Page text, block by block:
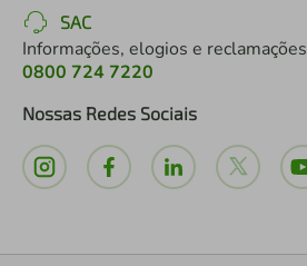
SAC
Informações, elogios e reclamações
0800 724 7220
Nossas Redes Sociais